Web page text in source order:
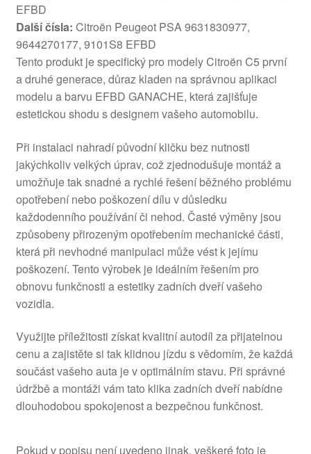
EFBD
Další čísla: Citroën Peugeot PSA 9631830977,
9644270177, 9101S8 EFBD
Tento produkt je specifický pro modely Citroën C5 první
a druhé generace, důraz kladen na správnou aplikaci
modelu a barvu EFBD GANACHE, která zajišťuje
estetickou shodu s designem vašeho automobilu.
Při instalaci nahradí původní kličku bez nutnosti
jakýchkoliv velkých úprav, což zjednodušuje montáž a
umožňuje tak snadné a rychlé řešení běžného problému
opotřebení nebo poškození dílu v důsledku
každodenního používání či nehod. Časté výměny jsou
způsobeny přirozeným opotřebením mechanické části,
která při nevhodné manipulaci může vést k jejímu
poškození. Tento výrobek je ideálním řešením pro
obnovu funkčnosti a estetiky zadních dveří vašeho
vozidla.
Využijte příležitosti získat kvalitní autodíl za přijatelnou
cenu a zajistěte si tak klidnou jízdu s vědomím, že každá
součást vašeho auta je v optimálním stavu. Při správné
údržbě a montáži vám tato klika zadních dveří nabídne
dlouhodobou spokojenost a bezpečnou funkčnost.
Pokud v popisu není uvedeno jinak, veškeré foto je